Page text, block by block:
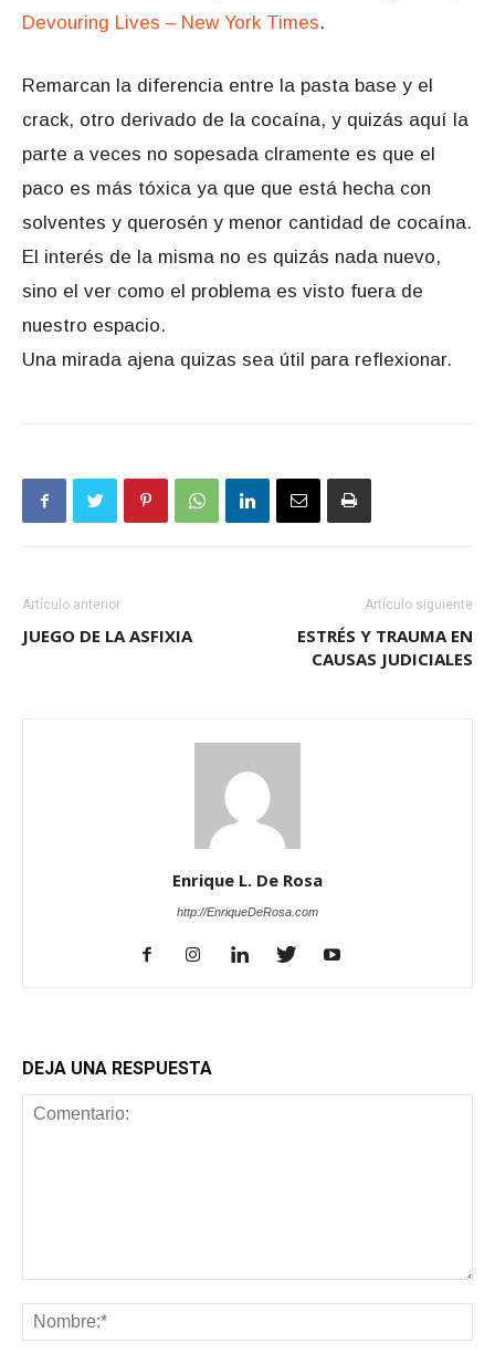
Devouring Lives – New York Times.
Remarcan la diferencia entre la pasta base y el
crack, otro derivado de la cocaína, y quizás aquí la
parte a veces no sopesada clramente es que el
paco es más tóxica ya que que está hecha con
solventes y querosén y menor cantidad de cocaína.
El interés de la misma no es quizás nada nuevo,
sino el ver como el problema es visto fuera de
nuestro espacio.
Una mirada ajena quizas sea útil para reflexionar.
Artículo anterior
JUEGO DE LA ASFIXIA
Artículo siguiente
ESTRÉS Y TRAUMA EN
CAUSAS JUDICIALES
Enrique L. De Rosa
http://EnriqueDeRosa.com
DEJA UNA RESPUESTA